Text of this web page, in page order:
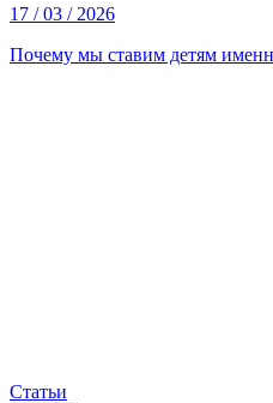
17 / 03 / 2026
Почему мы ставим детям
Статьи